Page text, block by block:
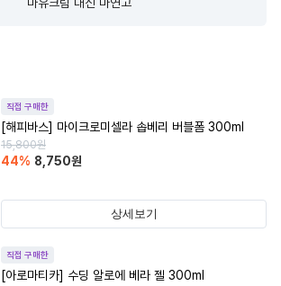
직접 구매한
[해피바스] 마이크로미셀라 솝베리 버블폼 300ml
15,800원
44% 8,750원
상세보기
직접 구매한
[아로마티카] 수딩 알로에 베라 젤 300ml